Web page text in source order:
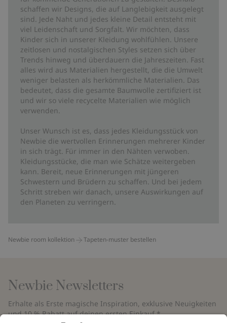
schaffen wir Designs, die auf Langlebigkeit ausgelegt
sind. Jede Naht und jedes kleine Detail entsteht mit
viel Leidenschaft und Sorgfalt. Wir möchten, dass
Kinder sich in unserer Kleidung wohlfühlen. Unsere
zeitlosen und nostalgischen Styles setzen sich über
Trends hinweg und überdauern die Jahreszeiten. Fast
alles wird aus Materialien hergestellt, die die Umwelt
weniger belasten als herkömmliche Materialien. Das
bedeutet, dass die gesamte Baumwolle zertifiziert ist
und wir so viele recycelte Materialien wie möglich
verwenden.
Unser Wunsch ist es, dass jedes Kleidungsstück von
Newbie die wertvollen Erinnerungen mehrerer Kinder
in sich trägt. Für immer in den Nähten verwoben.
Kleidungsstücke, die man wie Schätze weitergeben
kann. Bereit, neue Erinnerungen mit jüngeren
Schwestern und Brüdern zu schaffen. Und bei jedem
Schritt streben wir danach, unsere Auswirkungen auf
den Planeten zu verringern.
Newbie room kollektion Tapeten-muster bestellen
Newbie Newsletters
Erhalte als Erste magische Inspiration, exklusive Neuigkeiten
und 10 % Rabatt auf deinen ersten Einkauf.*